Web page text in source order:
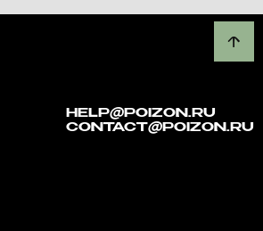
HELP@POIZON.RU
CONTACT@POIZON.RU